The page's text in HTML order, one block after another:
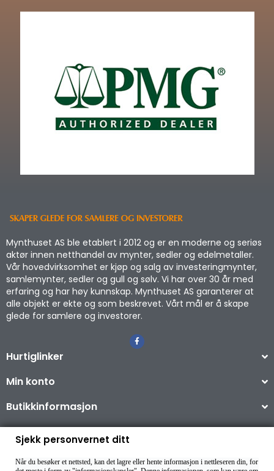
Mynthuset AS ble etablert i 2012 og er en moderne og seriøs
aktør innen netthandel av mynter, sedler og edelmetaller.
Vår hovedvirksomhet er kjøp og salg av investeringmynter,
samlemynter, sedler og gull og sølv. Vi har over 30 år med
erfaring og har høy kunnskap. Mynthuset AS garanterer at
alle objekt er ekte og som beskrevet. Vårt mål er å skape
glede for samlere og investorer.
Hurtiglinker
Min konto
Butikkinformasjon
Copyright © 2026
Sjekk personvernet ditt
Når du besøker et nettsted, kan det lagre eller hente informasjon i nettleseren din, for